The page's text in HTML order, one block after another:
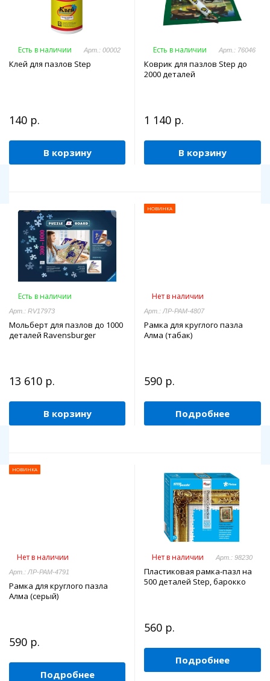
Есть в наличии Арт.: 00002
Клей для пазлов Step
140 р.
В корзину
Есть в наличии Арт.: 76046
Коврик для пазлов Step до
2000 деталей
1 140 р.
В корзину
Есть в наличии
Арт.: RV17973
Мольберт для пазлов до 1000
деталей Ravensburger
13 610 р.
В корзину
НОВИНКА
Нет в наличии
Арт.: ЛР-РАМ-4807
Рамка для круглого пазла
Алма (табак)
590 р.
Подробнее
НОВИНКА
Нет в наличии
Арт.: ЛР-РАМ-4791
Рамка для круглого пазла
Алма (серый)
590 р.
Подробнее
Нет в наличии Арт.: 98230
Пластиковая рамка-пазл на
500 деталей Step, барокко
560 р.
Подробнее